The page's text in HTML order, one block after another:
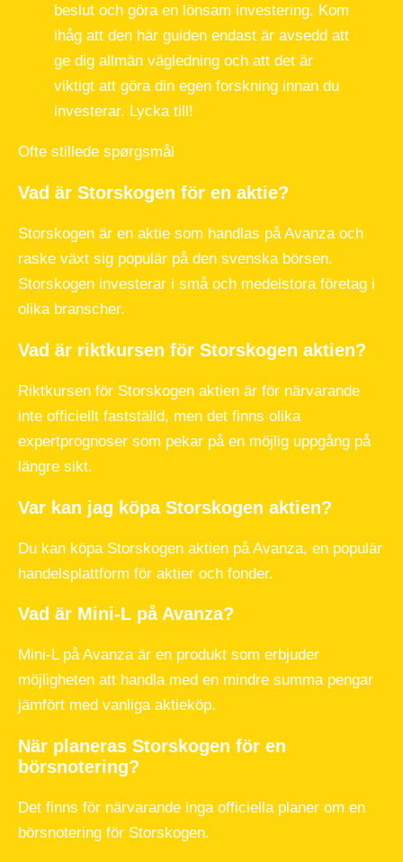
beslut och göra en lönsam investering. Kom
ihåg att den här guiden endast är avsedd att
ge dig allmän vägledning och att det är
viktigt att göra din egen forskning innan du
investerar. Lycka till!
Ofte stillede spørgsmål
Vad är Storskogen för en aktie?
Storskogen är en aktie som handlas på Avanza och
raske växt sig populär på den svenska börsen.
Storskogen investerar i små och medelstora företag i
olika branscher.
Vad är riktkursen för Storskogen aktien?
Riktkursen för Storskogen aktien är för närvarande
inte officiellt fastställd, men det finns olika
expertprognoser som pekar på en möjlig uppgång på
längre sikt.
Var kan jag köpa Storskogen aktien?
Du kan köpa Storskogen aktien på Avanza, en populär
handelsplattform för aktier och fonder.
Vad är Mini-L på Avanza?
Mini-L på Avanza är en produkt som erbjuder
möjligheten att handla med en mindre summa pengar
jämfört med vanliga aktieköp.
När planeras Storskogen för en
börsnotering?
Det finns för närvarande inga officiella planer om en
börsnotering för Storskogen.